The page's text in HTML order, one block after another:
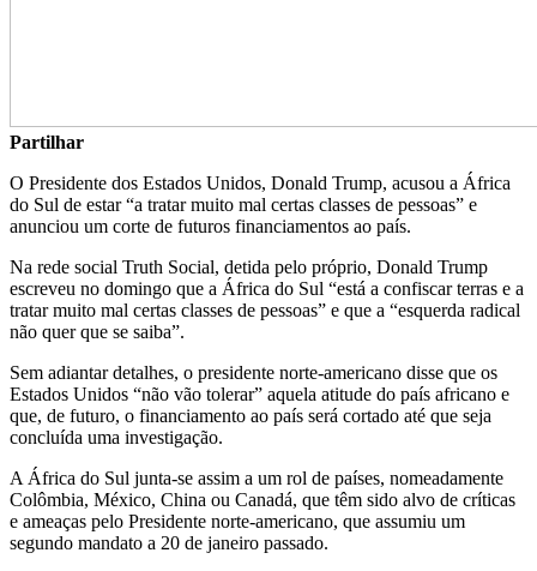
Partilhar
O Presidente dos Estados Unidos, Donald Trump, acusou a África
do Sul de estar “a tratar muito mal certas classes de pessoas” e
anunciou um corte de futuros financiamentos ao país.
Na rede social Truth Social, detida pelo próprio, Donald Trump
escreveu no domingo que a África do Sul “está a confiscar terras e a
tratar muito mal certas classes de pessoas” e que a “esquerda radical
não quer que se saiba”.
Sem adiantar detalhes, o presidente norte-americano disse que os
Estados Unidos “não vão tolerar” aquela atitude do país africano e
que, de futuro, o financiamento ao país será cortado até que seja
concluída uma investigação.
A África do Sul junta-se assim a um rol de países, nomeadamente
Colômbia, México, China ou Canadá, que têm sido alvo de críticas
e ameaças pelo Presidente norte-americano, que assumiu um
segundo mandato a 20 de janeiro passado.